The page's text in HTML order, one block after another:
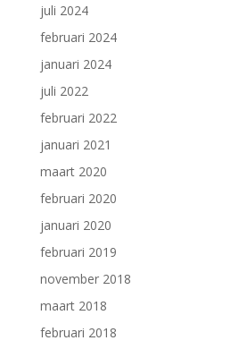
juli 2024
februari 2024
januari 2024
juli 2022
februari 2022
januari 2021
maart 2020
februari 2020
januari 2020
februari 2019
november 2018
maart 2018
februari 2018